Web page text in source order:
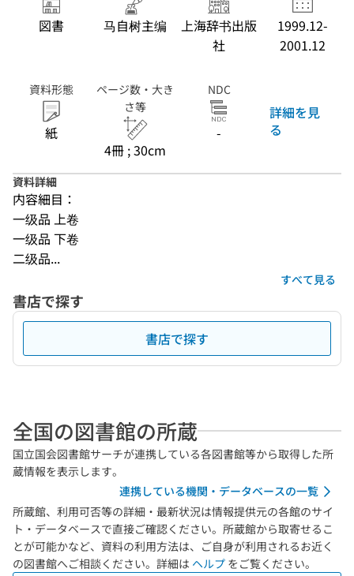
図書 马自树主编
上海辞书出版
社
1999.12-
2001.12
資料形態
紙
ページ数・大き
さ等
4冊 ; 30cm
NDC
-
詳細を見
る
資料詳細
内容細目：
一级品 上卷
一级品 下卷
二级品...
すべて見る
書店で探す
書店で探す
全国の図書館の所蔵
国立国会図書館サーチが連携している各図書館等から取得した所
蔵情報を表示します。
連携している機関・データベースの一覧
所蔵館、利用可否等の詳細・最新状況は情報提供元の各館のサイ
ト・データベースで直接ご確認ください。所蔵館から取寄せるこ
とが可能かなど、資料の利用方法は、ご自身が利用されるお近く
の図書館へご相談ください。詳細は ヘルプ をご覧ください。